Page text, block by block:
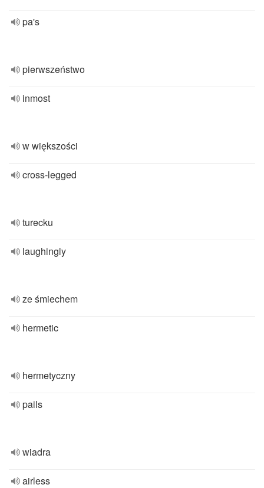
pa's
pierwszeństwo
inmost
w większości
cross-legged
turecku
laughingly
ze śmiechem
hermetic
hermetyczny
pails
wiadra
airless